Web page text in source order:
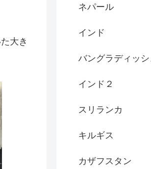
大き
ネパール
インド
バングラディッシ
インド２
スリランカ
キルギス
カザフスタン